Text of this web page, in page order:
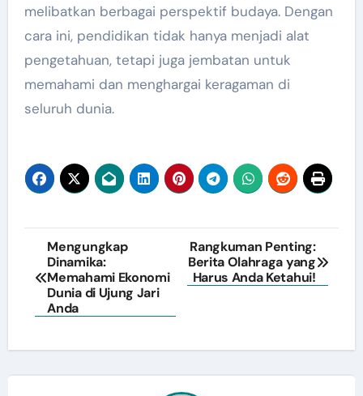
melibatkan berbagai perspektif budaya. Dengan
cara ini, pendidikan tidak hanya menjadi alat
pengetahuan, tetapi juga jembatan untuk
memahami dan menghargai keragaman di
seluruh dunia.
Post
navigation
Mengungkap
Dinamika:
Memahami Ekonomi
Dunia di Ujung Jari
Anda
Rangkuman Penting:
Berita Olahraga yang
Harus Anda Ketahui!